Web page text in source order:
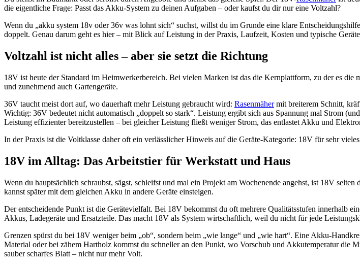
die eigentliche Frage: Passt das Akku-System zu deinen Aufgaben – oder kaufst du dir nur eine Voltzahl?
Wenn du „akku system 18v oder 36v was lohnt sich“ suchst, willst du im Grunde eine klare
doppelt. Genau darum geht es hier – mit Blick auf Leistung in der Praxis, Laufzeit, Kosten und typische
Voltzahl ist nicht alles – aber sie setzt die Richtung
18V ist heute der Standard im Heimwerkerbereich. Bei vielen Marken ist das die Kernplattform, zu der es
und zunehmend auch Gartengeräte.
36V taucht meist dort auf, wo dauerhaft mehr Leistung gebraucht wird: Rasenmähermit breiterem Schnitt,
Wichtig: 36V bedeutet nicht automatisch „doppelt so stark“. Leistung ergibt sich aus Spannung mal Strom
Leistung effizienter bereitzustellen – bei gleicher Leistung fließt weniger Strom, das entlastet Akku und
In der Praxis ist die Voltklasse daher oft ein verlässlicher Hinweis auf die Geräte-Kategorie: 18V für sehr
18V im Alltag: Das Arbeitstier für Werkstatt und Haus
Wenn du hauptsächlich schraubst, sägst, schleifst und mal ein Projekt am Wochenende angehst, ist 18V
kannst später mit dem gleichen Akku in andere Geräte einsteigen.
Der entscheidende Punkt ist die Gerätevielfalt. Bei 18V bekommst du oft mehrere Qualitätsstufen innerhalb
Akkus, Ladegeräte und Ersatzteile. Das macht 18V als System wirtschaftlich, weil du nicht für jede
Grenzen spürst du bei 18V weniger beim „ob“, sondern beim „wie lange“ und „wie hart“. Eine Akku-
Material oder bei zähem Hartholz kommst du schneller an den Punkt, wo Vorschub und Akkutemperatur die
sauber scharfes Blatt – nicht nur mehr Volt.